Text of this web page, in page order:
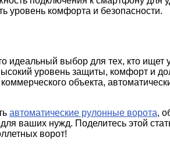
уровень комфорта и безопасности.
идеальный выбор для тех, кто ищет
уровень защиты, комфорт и
объекта,
автоматические рулонные ворота,
ваших нужд. Поделитесь этой
ворот!